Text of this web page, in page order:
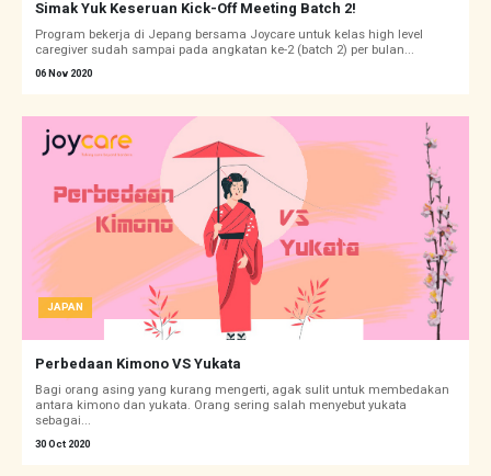
Simak Yuk Keseruan Kick-Off Meeting Batch 2!
Program bekerja di Jepang bersama Joycare untuk kelas high level
caregiver sudah sampai pada angkatan ke-2 (batch 2) per bulan...
06 Nov 2020
JAPAN
Perbedaan Kimono VS Yukata
Bagi orang asing yang kurang mengerti, agak sulit untuk membedakan
antara kimono dan yukata. Orang sering salah menyebut yukata
sebagai...
30 Oct 2020